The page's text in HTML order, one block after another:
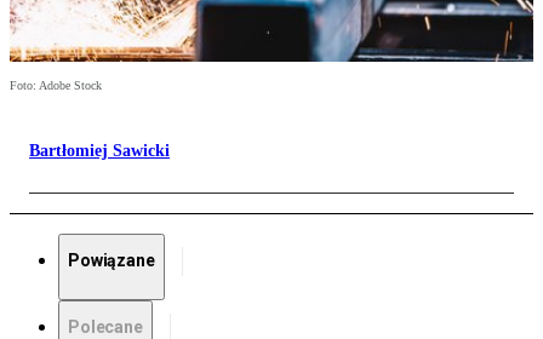
Foto: Adobe Stock
Bartłomiej Sawicki
Powiązane
Polecane